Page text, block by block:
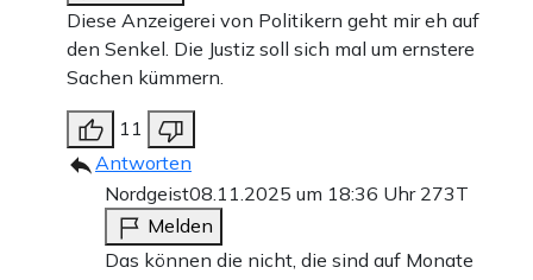
Diese Anzeigerei von Politikern geht mir eh auf
den Senkel. Die Justiz soll sich mal um ernstere
Sachen kümmern.
11
Antworten
Nordgeist08.11.2025 um 18:36 Uhr 273T
Melden
Das können die nicht, die sind auf Monate